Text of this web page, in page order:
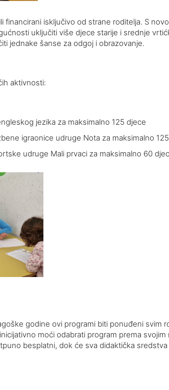
financirani isključivo od strane roditelja. S
uključiti više djece starije i srednje
jednake šanse za odgoj i obrazovanje.
aktivnosti:
jezika za maksimalno 125 djece
igraonice udruge Nota za maksimalno
udruge Mali prvaci za maksimalno 60
godine ovi programi biti ponuđeni svim
moći odabrati program prema
besplatni, dok će sva didaktička sredstva